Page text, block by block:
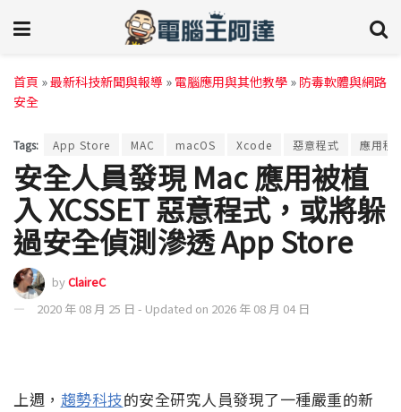
首頁 »最新科技新聞與報導 » 電腦應用與其他教學 » 防毒軟體與網路
安全
Tags: App Store MAC macOS Xcode 惡意程式 應用程
安全人員發現 Mac 應用被植
入 XCSSET 惡意程式，或將躲
過安全偵測滲透 App Store
byClaireC
2020 年 08 月 25 日 - Updated on 2026 年 08 月 04 日
上週， 趨勢科技的安全研究人員發現了一種嚴重的新